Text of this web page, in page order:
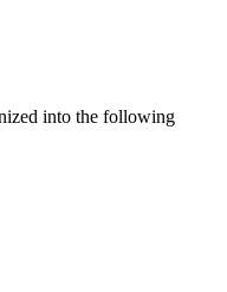
into the following